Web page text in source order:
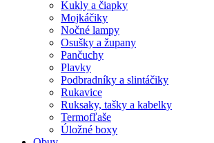
Kukly a čiapky
Mojkáčiky
Nočné lampy
Osušky a župany
Pančuchy
Plavky
Podbradníky a slintáčiky
Rukavice
Ruksaky, tašky a kabelky
Termofľaše
Úložné boxy